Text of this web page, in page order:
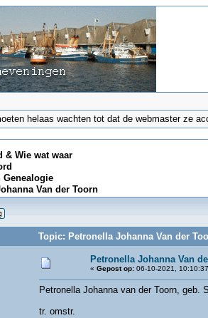
helaas wachten tot dat de webmaster ze
& Wie wat waar
Genealogie
Van der Toorn
Topic: Petronella Johanna Van der
Petronella Johanna Van
« Gepost op:06-10-2021,
Petronella Johanna van der Toorn, geb.
tr. omstr.